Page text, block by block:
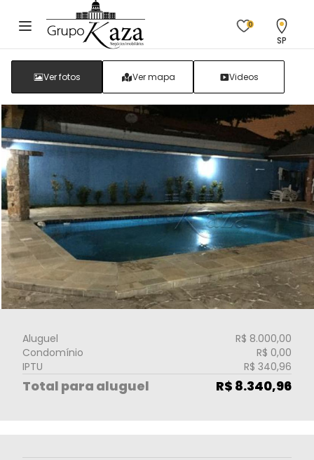
0
SP
Ver fotos Ver mapa Videos
Aluguel
R$ 8.000,00
Condomínio
R$ 0,00
IPTU
R$ 340,96
Total para aluguel R$ 8.340,96